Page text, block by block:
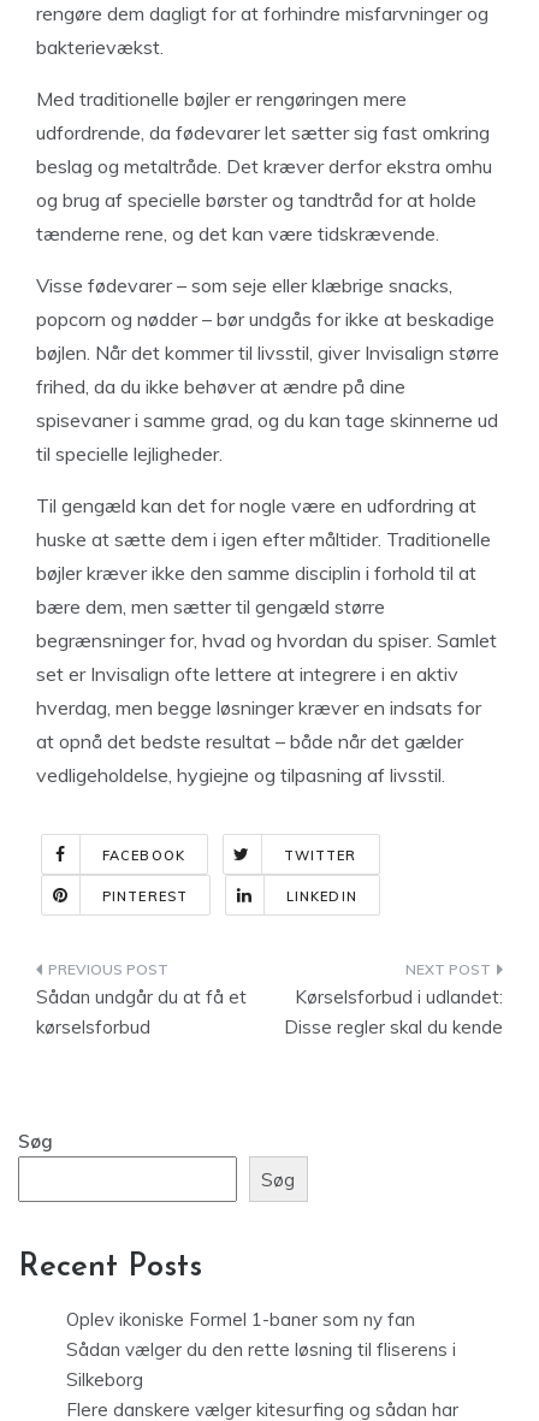
rengøre dem dagligt for at forhindre misfarvninger og
bakterievækst.
Med traditionelle bøjler er rengøringen mere
udfordrende, da fødevarer let sætter sig fast omkring
beslag og metaltråde. Det kræver derfor ekstra omhu
og brug af specielle børster og tandtråd for at holde
tænderne rene, og det kan være tidskrævende.
Visse fødevarer – som seje eller klæbrige snacks,
popcorn og nødder – bør undgås for ikke at beskadige
bøjlen. Når det kommer til livsstil, giver Invisalign større
frihed, da du ikke behøver at ændre på dine
spisevaner i samme grad, og du kan tage skinnerne ud
til specielle lejligheder.
Til gengæld kan det for nogle være en udfordring at
huske at sætte dem i igen efter måltider. Traditionelle
bøjler kræver ikke den samme disciplin i forhold til at
bære dem, men sætter til gengæld større
begrænsninger for, hvad og hvordan du spiser. Samlet
set er Invisalign ofte lettere at integrere i en aktiv
hverdag, men begge løsninger kræver en indsats for
at opnå det bedste resultat – både når det gælder
vedligeholdelse, hygiejne og tilpasning af livsstil.
FACEBOOK TWITTER
PINTEREST LINKEDIN
Indlægsnavigation
Sådan undgår du at få et
kørselsforbud
Kørselsforbud i udlandet:
Disse regler skal du kende
Søg
Søg
Recent Posts
Oplev ikoniske Formel 1-baner som ny fan
Sådan vælger du den rette løsning til fliserens i
Silkeborg
Flere danskere vælger kitesurfing og sådan har